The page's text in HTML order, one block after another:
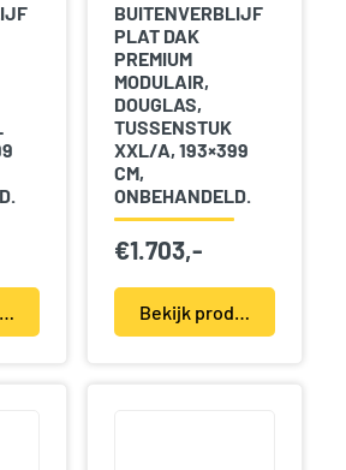
BUITENVERBLIJF
PLAT DAK
PREMIUM
MODULAIR,
DOUGLAS,
TUSSENSTUK
XXL/A, 193×399
CM,
ONBEHANDELD.
€1.703,-